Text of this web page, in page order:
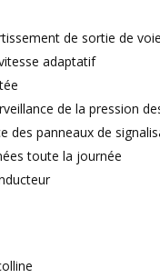
de sortie de voie
adaptatif
de la pression
des panneaux de
toute la journée